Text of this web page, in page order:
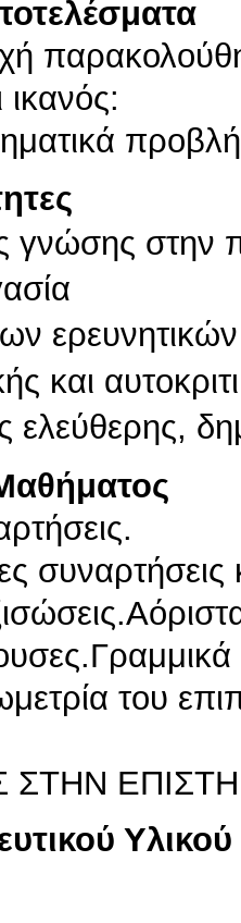
ικανός:
γνώσης στην
και
του
ΣΤΗΝ
Υλικού